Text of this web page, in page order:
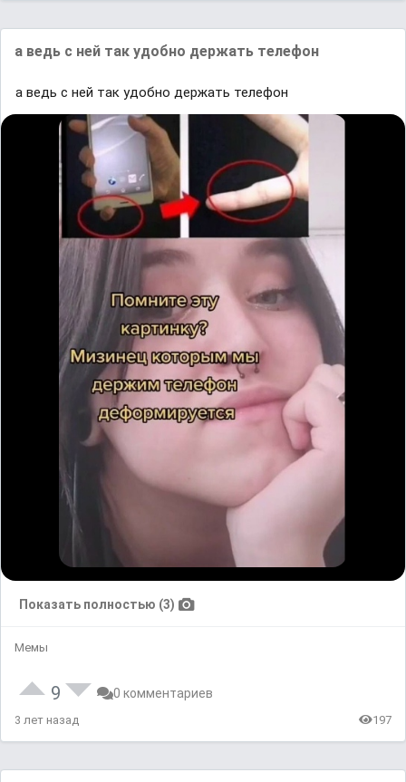
а ведь с ней так удобно держать телефон
а ведь с ней так удобно держать телефон
Показать полностью (3)
Мемы
9 0 комментариев
3 лет назад 197